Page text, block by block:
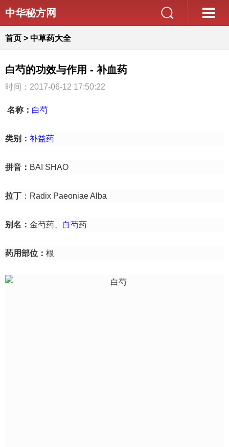
中华秘方网
首页 > 中草药大全
白芍的功效与作用 - 补血药
时间：2017-06-12 17:50:22
名称： 白芍
类别： 补益药
拼音： BAI SHAO
拉丁 ：Radix Paeoniae Alba
别名： 金芍药、 白芍药
药用部位： 根